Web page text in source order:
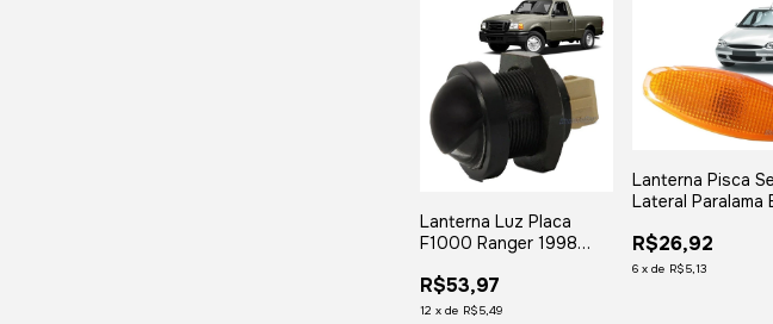
Lanterna Luz Placa
F1000 Ranger 1998
2003 2004 2005 a
2009
R$53,97
12 xde R$5,49
Lanterna Pisca
Lateral Paralama
S/soquete
R$26,92
6 xde R$5,13